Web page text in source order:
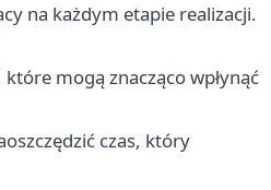
na każdym etapie realizacji.
mogą znacząco wpłynąć
czas, który